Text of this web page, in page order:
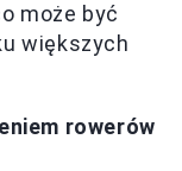
może być
większych
rowerów